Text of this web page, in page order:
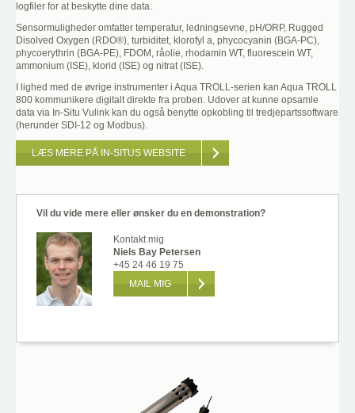
logfiler for at beskytte dine data.
Sensormuligheder omfatter temperatur, ledningsevne, pH/ORP, Rugged
Disolved Oxygen (RDO®), turbiditet, klorofyl a, phycocyanin (BGA-PC),
phycoerythrin (BGA-PE), FDOM, råolie, rhodamin WT, fluorescein WT,
ammonium (ISE), klorid (ISE) og nitrat (ISE).
I lighed med de øvrige instrumenter i Aqua TROLL-serien kan Aqua TROLL
800 kommunikere digitalt direkte fra proben. Udover at kunne opsamle
data via In-Situ Vulink kan du også benytte opkobling til tredjepartssoftware
(herunder SDI-12 og Modbus).
LÆS MERE PÅ IN-SITUS WEBSITE
Vil du vide mere eller ønsker du en demonstration?
Kontakt mig
Niels Bay Petersen
+45 24 46 19 75
MAIL MIG